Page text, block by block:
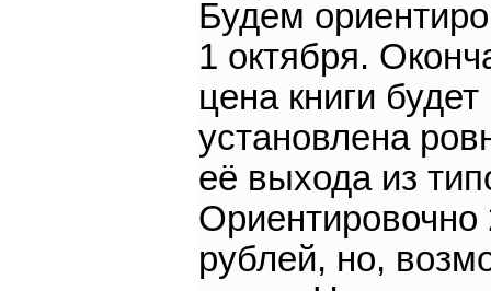
Будем
1 октября.
цена книги будет
установлена
её выхода из
Ориентировочно
рублей, но,